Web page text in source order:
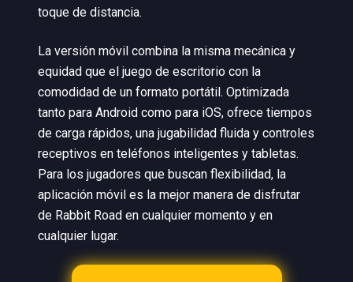
toque de distancia.
La versión móvil combina la misma mecánica y
equidad que el juego de escritorio con la
comodidad de un formato portátil. Optimizada
tanto para Android como para iOS, ofrece tiempos
de carga rápidos, una jugabilidad fluida y controles
receptivos en teléfonos inteligentes y tabletas.
Para los jugadores que buscan flexibilidad, la
aplicación móvil es la mejor manera de disfrutar
de Rabbit Road en cualquier momento y en
cualquier lugar.